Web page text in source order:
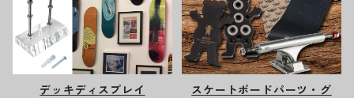
デッキディスプレイ
スケートボードパーツ・グ